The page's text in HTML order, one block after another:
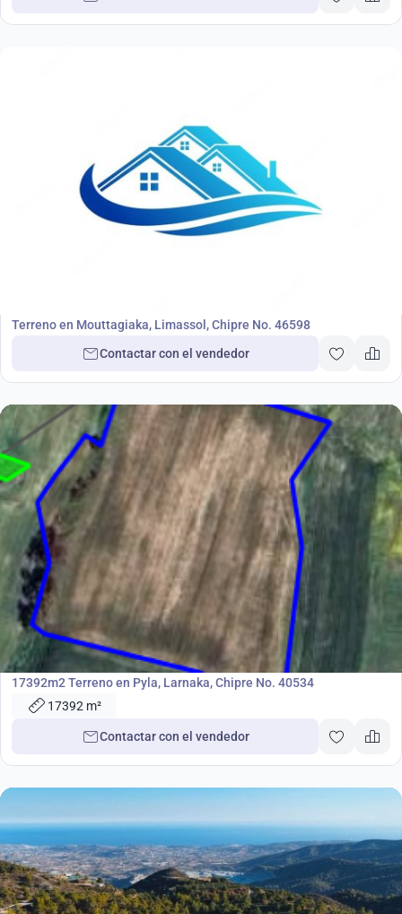
Terreno en Mouttagiaka, Limassol, Chipre No. 46598
Contactar con el vendedor
€1 700 000
Terreno
17392m2 Terreno en Pyla, Larnaka, Chipre No. 40534
17392 m²
Contactar con el vendedor